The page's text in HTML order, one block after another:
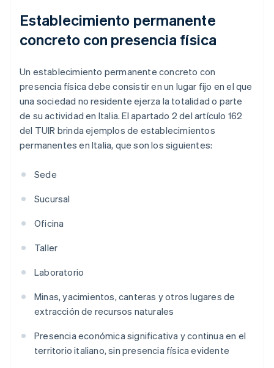
Establecimiento permanente
concreto con presencia física
Un establecimiento permanente concreto con
presencia física debe consistir en un lugar fijo en el que
una sociedad no residente ejerza la totalidad o parte
de su actividad en Italia. El apartado 2 del artículo 162
del TUIR brinda ejemplos de establecimientos
permanentes en Italia, que son los siguientes:
Sede
Sucursal
Oficina
Taller
Laboratorio
Minas, yacimientos, canteras y otros lugares de
extracción de recursos naturales
Presencia económica significativa y continua en el
territorio italiano, sin presencia física evidente